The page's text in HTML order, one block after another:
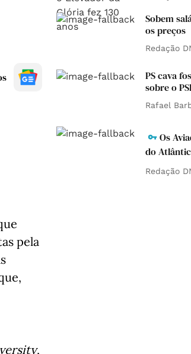
pela
,
Sobem
os preços
Redação
PS cava
sobre o
Rafael
Os
do
Redação